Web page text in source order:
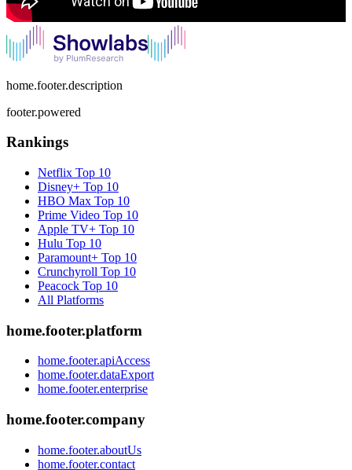
home.footer.description
footer.powered
Rankings
Netflix Top 10
Disney+ Top 10
HBO Max Top 10
Prime Video Top 10
Apple TV+ Top 10
Hulu Top 10
Paramount+ Top 10
Crunchyroll Top 10
Peacock Top 10
All Platforms
home.footer.platform
home.footer.apiAccess
home.footer.dataExport
home.footer.enterprise
home.footer.company
home.footer.aboutUs
home.footer.contact